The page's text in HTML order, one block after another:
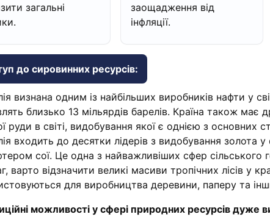
загальні
заощадження від
інфляції.
до сировинних ресурсів:
визнана одним із найбільших виробників нафти у
близько 13 мільярдів барелів. Країна також має
руди в світі, видобування якої є однією з основних
входить до десятки лідерів з видобування золота
сої. Це одна з найважливіших сфер сільського
варто відзначити великі масиви тропічних лісів у
для виробництва деревини, паперу та
можливості у сфері природних ресурсів дуже